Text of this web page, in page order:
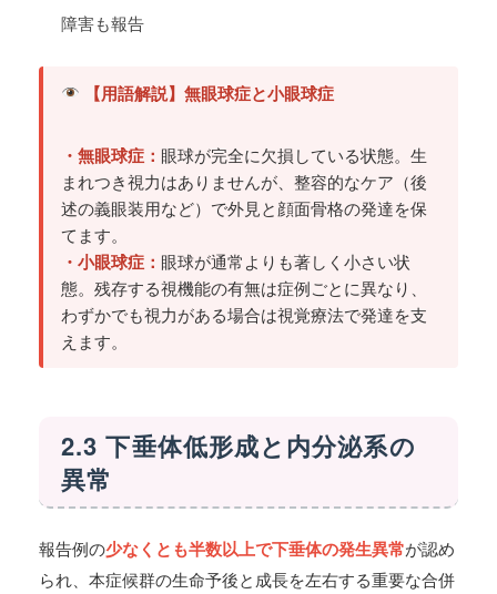
障害も報告
【用語解説】無眼球症と小眼球症
・無眼球症： 眼球が完全に欠損している状態。生
まれつき視力はありませんが、整容的なケア（後
述の義眼装用など）で外見と顔面骨格の発達を保
てます。
・小眼球症： 眼球が通常よりも著しく小さい状
態。残存する視機能の有無は症例ごとに異なり、
わずかでも視力がある場合は視覚療法で発達を支
えます。
2.3 下垂体低形成と内分泌系の
異常
報告例の少なくとも半数以上で下垂体の発生異常が認め
られ、本症候群の生命予後と成長を左右する重要な合併